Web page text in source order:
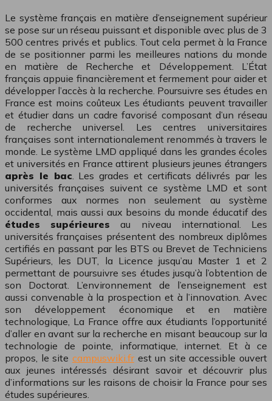
Le système français en matière d’enseignement supérieur
se pose sur un réseau puissant et disponible avec plus de 3
500 centres privés et publics. Tout cela permet à la France
de se positionner parmi les meilleures nations du monde
en matière de Recherche et Développement. L’État
français appuie financièrement et fermement pour aider et
développer l’accès à la recherche. Poursuivre ses études en
France est moins coûteux Les étudiants peuvent travailler
et étudier dans un cadre favorisé composant d’un réseau
de recherche universel. Les centres universitaires
françaises sont internationalement renommés à travers le
monde. Le système LMD appliqué dans les grandes écoles
et universités en France attirent plusieurs jeunes étrangers
après le bac . Les grades et certificats délivrés par les
universités françaises suivent ce système LMD et sont
conformes aux normes non seulement au système
occidental, mais aussi aux besoins du monde éducatif des
études
supérieures au niveau international. Les
universités françaises présentent des nombreux diplômes
certifiés en passant par les BTS ou Brevet de Techniciens
Supérieurs, les DUT, la Licence jusqu’au Master 1 et 2
permettant de poursuivre ses études jusqu’à l’obtention de
son Doctorat. L’environnement de l’enseignement est
aussi convenable à la prospection et à l’innovation. Avec
son développement économique et en matière
technologique, La France offre aux étudiants l’opportunité
d’aller en avant sur la recherche en misant beaucoup sur la
technologie de pointe, informatique, internet. Et à ce
propos, le site campuswiki.frest un site accessible ouvert
aux jeunes intéressés désirant savoir et découvrir plus
d’informations sur les raisons de choisir la France pour ses
études supérieures.